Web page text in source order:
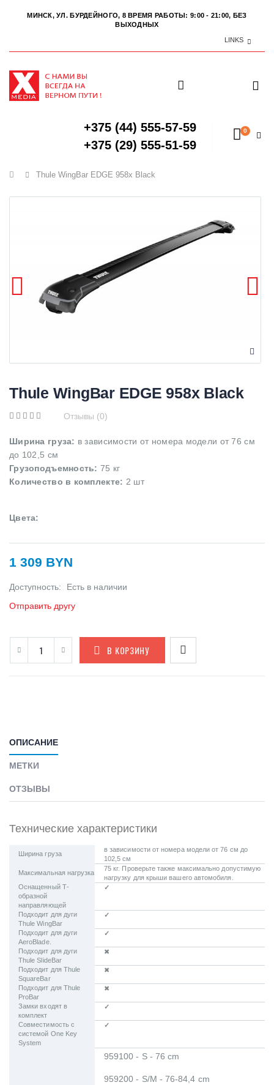
МИНСК, УЛ. БУРДЕЙНОГО, 8 ВРЕМЯ РАБОТЫ: 9:00 - 21:00, БЕЗ
ВЫХОДНЫХ
LINKS
+375 (44) 555-57-59
+375 (29) 555-51-59
0
Главная
Thule WingBar EDGE 958x Black
Thule WingBar EDGE 958x Black
Отзывы (0)
Ширина груза: в зависимости от номера модели от 76 см
до 102,5 см
Грузоподъемность: 75 кг
Количество в комплекте: 2 шт
Цвета:
1 309 BYN
Доступность:
Есть в наличии
Отправить другу
В КОРЗИНУ
ОПИСАНИЕ
МЕТКИ
ОТЗЫВЫ
Технические характеристики
Ширина груза
в зависимости от номера модели от 76 см до
102,5 см
Максимальная нагрузка
75 кг. Проверьте также максимально допустимую
нагрузку для крыши вашего автомобиля.
Оснащенный Т-
образной
направляющей
✓
Подходит для дуги
Thule WingBar
✓
Подходит для дуги
AeroBlade.
✓
Подходит для дуги
Thule SlideBar
✖
Подходит для Thule
SquareBar
✖
Подходит для Thule
ProBar
✖
Замки входят в
комплект
✓
Совместимость с
системой One Key
System
✓
959100 - S - 76 cm
959200 - S/M - 76-84,4 cm